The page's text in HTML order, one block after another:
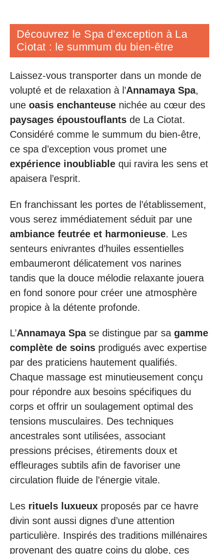
Découvrez le Spa d’exception à La
Ciotat : le summum du bien-être
Laissez-vous transporter dans un monde de
volupté et de relaxation à l’Annamaya Spa,
une oasis enchanteuse nichée au cœur des
paysages époustouflants de La Ciotat.
Considéré comme le summum du bien-être,
ce spa d’exception vous promet une
expérience inoubliable qui ravira les sens et
apaisera l’esprit.
En franchissant les portes de l’établissement,
vous serez immédiatement séduit par une
ambiance feutrée et harmonieuse. Les
senteurs enivrantes d’huiles essentielles
embaumeront délicatement vos narines
tandis que la douce mélodie relaxante jouera
en fond sonore pour créer une atmosphère
propice à la détente profonde.
L’Annamaya Spase distingue par sa gamme
complète de soins prodigués avec expertise
par des praticiens hautement qualifiés.
Chaque massage est minutieusement conçu
pour répondre aux besoins spécifiques du
corps et offrir un soulagement optimal des
tensions musculaires. Des techniques
ancestrales sont utilisées, associant
pressions précises, étirements doux et
effleurages subtils afin de favoriser une
circulation fluide de l’énergie vitale.
Les rituels luxueux proposés par ce havre
divin sont aussi dignes d’une attention
particulière. Inspirés des traditions millénaires
provenant des quatre coins du globe, ces